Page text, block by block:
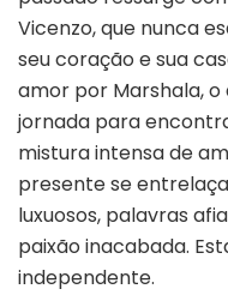
Vicenzo, que nunca
seu coração e sua
amor por Marshala,
jornada para
mistura intensa de
presente se
luxuosos, palavras
paixão inacabada.
independente.